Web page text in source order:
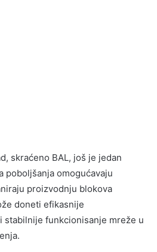
skraćeno BAL, još je jedan
poboljšanja omogućavaju
proizvodnju blokova
doneti efikasnije
stabilnije funkcionisanje mreže u